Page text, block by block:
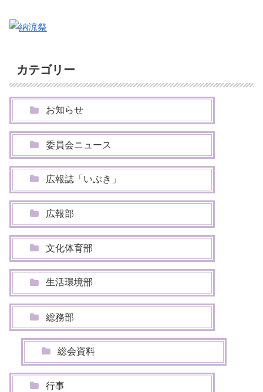
カテゴリー
お知らせ
委員会ニュース
広報誌「いぶき」
広報部
文化体育部
生活環境部
総務部
総会資料
行事